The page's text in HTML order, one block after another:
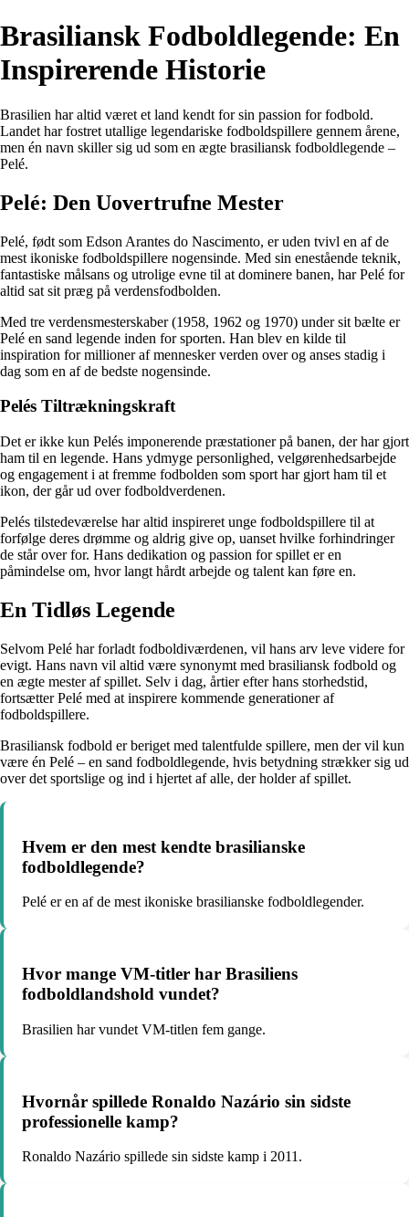
Brasiliansk Fodboldlegende: En
Inspirerende Historie
Brasilien har altid været et land kendt for sin passion for fodbold.
Landet har fostret utallige legendariske fodboldspillere gennem årene,
men én navn skiller sig ud som en ægte brasiliansk fodboldlegende –
Pelé.
Pelé: Den Uovertrufne Mester
Pelé, født som Edson Arantes do Nascimento, er uden tvivl en af de
mest ikoniske fodboldspillere nogensinde. Med sin enestående teknik,
fantastiske målsans og utrolige evne til at dominere banen, har Pelé for
altid sat sit præg på verdensfodbolden.
Med tre verdensmesterskaber (1958, 1962 og 1970) under sit bælte er
Pelé en sand legende inden for sporten. Han blev en kilde til
inspiration for millioner af mennesker verden over og anses stadig i
dag som en af de bedste nogensinde.
Pelés Tiltrækningskraft
Det er ikke kun Pelés imponerende præstationer på banen, der har gjort
ham til en legende. Hans ydmyge personlighed, velgørenhedsarbejde
og engagement i at fremme fodbolden som sport har gjort ham til et
ikon, der går ud over fodboldverdenen.
Pelés tilstedeværelse har altid inspireret unge fodboldspillere til at
forfølge deres drømme og aldrig give op, uanset hvilke forhindringer
de står over for. Hans dedikation og passion for spillet er en
påmindelse om, hvor langt hårdt arbejde og talent kan føre en.
En Tidløs Legende
Selvom Pelé har forladt fodboldiværdenen, vil hans arv leve videre for
evigt. Hans navn vil altid være synonymt med brasiliansk fodbold og
en ægte mester af spillet. Selv i dag, årtier efter hans storhedstid,
fortsætter Pelé med at inspirere kommende generationer af
fodboldspillere.
Brasiliansk fodbold er beriget med talentfulde spillere, men der vil kun
være én Pelé – en sand fodboldlegende, hvis betydning strækker sig ud
over det sportslige og ind i hjertet af alle, der holder af spillet.
Hvem er den mest kendte brasilianske
fodboldlegende?
Pelé er en af de mest ikoniske brasilianske fodboldlegender.
Hvor mange VM-titler har Brasiliens
fodboldlandshold vundet?
Brasilien har vundet VM-titlen fem gange.
Hvornår spillede Ronaldo Nazário sin sidste
professionelle kamp?
Ronaldo Nazário spillede sin sidste kamp i 2011.